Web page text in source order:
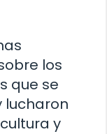
los
que se
lucharon
y